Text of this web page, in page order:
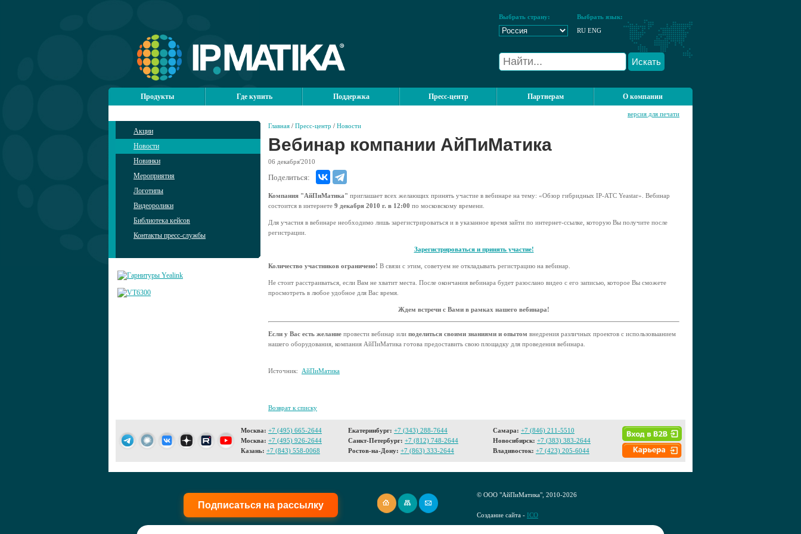
Выбрать страну:
Выбрать язык:
RU ENG
Искать
Продукты Где купить Поддержка Пресс-центр Партнерам О компании
Акции
Новости
Новинки
Мероприятия
Логотипы
Видеоролики
Библиотека кейсов
Контакты пресс-службы
Главная / Пресс-центр / Новости
версия для печати
Вебинар компании АйПиМатика
06 декабря'2010
Поделиться:
Компания "АйПиМатика" приглашает всех желающих принять участие в вебинаре на тему: «Обзор гибридных IP-ATC Yeastar». Вебинар
состоится в интернете 9 декабря 2010 г. в 12:00 по московскому времени.
Для участия в вебинаре необходимо лишь зарегистрироваться и в указанное время зайти по интернет-ссылке, которую Вы получите после
регистрации.
Зарегистрироваться и принять участие!
Количество участников ограничено! В связи с этим, советуем не откладывать регистрацию на вебинар.
Не стоит расстраиваться, если Вам не хватит места. После окончания вебинара будет разослано видео с его записью, которое Вы сможете
просмотреть в любое удобное для Вас время.
Ждем встречи с Вами в рамках нашего вебинара!
Если у Вас есть желание провести вебинар или поделиться своими знаниями и опытом внедрения различных проектов с использовыанием
нашего оборудования, компания АйПиМатика готова предоставить свою площадку для проведения вебинара.
Источник: АйПиМатика
Возврат к списку
Москва: +7 (495) 665-2644
Москва: +7 (495) 926-2644
Казань: +7 (843) 558-0068
Екатеринбург: +7 (343) 288-7644
Санкт-Петербург: +7 (812) 748-2644
Ростов-на-Дону: +7 (863) 333-2644
Самара: +7 (846) 211-5510
Новосибирск: +7 (383) 383-2644
Владивосток: +7 (423) 205-6044
Подписаться на рассылку
© ООО "АйПиМатика", 2010-2026
Создание сайта - ICO